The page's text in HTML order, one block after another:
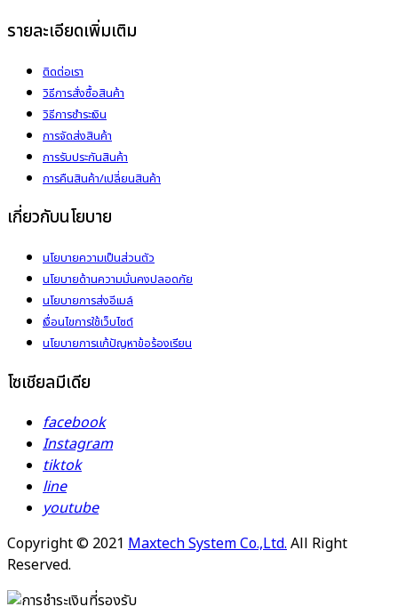
รายละเอียดเพิ่มเติม
ติดต่อเรา
วิธีการสั่งซื้อสินค้า
วิธีการชำระเงิน
การจัดส่งสินค้า
การรับประกันสินค้า
การคืนสินค้า/เปลี่ยนสินค้า
เกี่ยวกับนโยบาย
นโยบายความเป็นส่วนตัว
นโยบายด้านความมั่นคงปลอดภัย
นโยบายการส่งอีเมล์
เงื่อนไขการใช้เว็บไซต์
นโยบายการแก้ปัญหาข้อร้องเรียน
โซเชียลมีเดีย
facebook
Instagram
tiktok
line
youtube
Copyright © 2021 Maxtech System Co.,Ltd. All Right
Reserved.